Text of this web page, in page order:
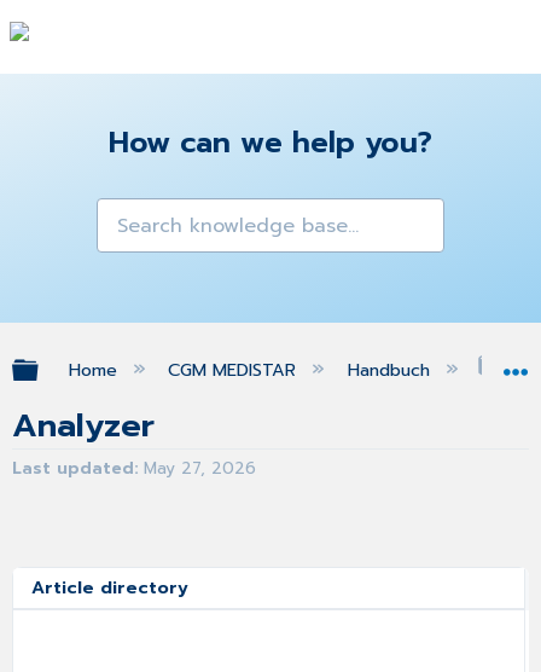
How can we help you?
Expand/collapse global hierarchy
Home CGM MEDISTAR Handbuch
Analyzer
Last updated May 27, 2026
Article directory